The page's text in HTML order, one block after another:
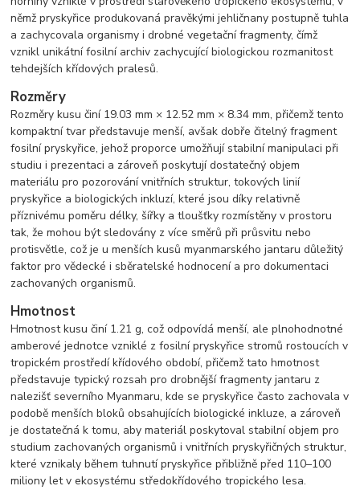
němž pryskyřice produkovaná pravěkými jehličnany postupně tuhla
a zachycovala organismy i drobné vegetační fragmenty, čímž
vznikl unikátní fosilní archiv zachycující biologickou rozmanitost
tehdejších křídových pralesů.
Rozměry
Rozměry kusu činí 19.03 mm × 12.52 mm × 8.34 mm, přičemž tento
kompaktní tvar představuje menší, avšak dobře čitelný fragment
fosilní pryskyřice, jehož proporce umožňují stabilní manipulaci při
studiu i prezentaci a zároveň poskytují dostatečný objem
materiálu pro pozorování vnitřních struktur, tokových linií
pryskyřice a biologických inkluzí, které jsou díky relativně
příznivému poměru délky, šířky a tloušťky rozmístěny v prostoru
tak, že mohou být sledovány z více směrů při průsvitu nebo
protisvětle, což je u menších kusů myanmarského jantaru důležitý
faktor pro vědecké i sběratelské hodnocení a pro dokumentaci
zachovaných organismů.
Hmotnost
Hmotnost kusu činí 1.21 g, což odpovídá menší, ale plnohodnotné
amberové jednotce vzniklé z fosilní pryskyřice stromů rostoucích v
tropickém prostředí křídového období, přičemž tato hmotnost
představuje typický rozsah pro drobnější fragmenty jantaru z
nalezišť severního Myanmaru, kde se pryskyřice často zachovala v
podobě menších bloků obsahujících biologické inkluze, a zároveň
je dostatečná k tomu, aby materiál poskytoval stabilní objem pro
studium zachovaných organismů i vnitřních pryskyřičných struktur,
které vznikaly během tuhnutí pryskyřice přibližně před 110–100
miliony let v ekosystému středokřídového tropického lesa.